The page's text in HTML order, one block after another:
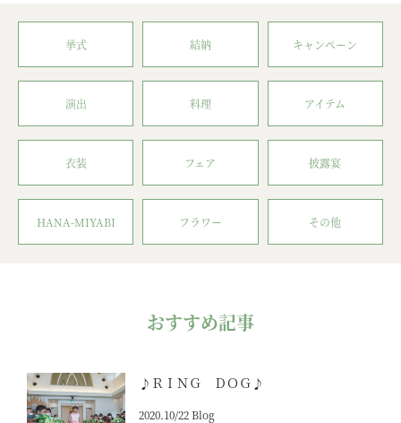
挙式 結納 キャンペーン
演出 料理 アイテム
衣装 フェア 披露宴
HANA-MIYABI フラワー その他
おすすめ記事
♪ＲＩＮＧ ＤＯＧ♪
2020.10/22 Blog